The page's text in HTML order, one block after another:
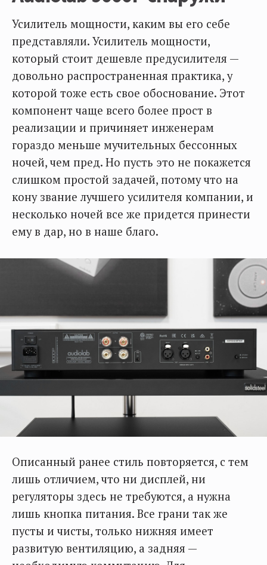
Усилитель мощности, каким вы его себе
представляли. Усилитель мощности,
который стоит дешевле предусилителя —
довольно распространенная практика, у
которой тоже есть свое обоснование. Этот
компонент чаще всего более прост в
реализации и причиняет инженерам
гораздо меньше мучительных бессонных
ночей, чем пред. Но пусть это не покажется
слишком простой задачей, потому что на
кону звание лучшего усилителя компании, и
несколько ночей все же придется принести
ему в дар, но в наше благо.
Описанный ранее стиль повторяется, с тем
лишь отличием, что ни дисплей, ни
регуляторы здесь не требуются, а нужна
лишь кнопка питания. Все грани так же
пусты и чисты, только нижняя имеет
развитую вентиляцию, а задняя —